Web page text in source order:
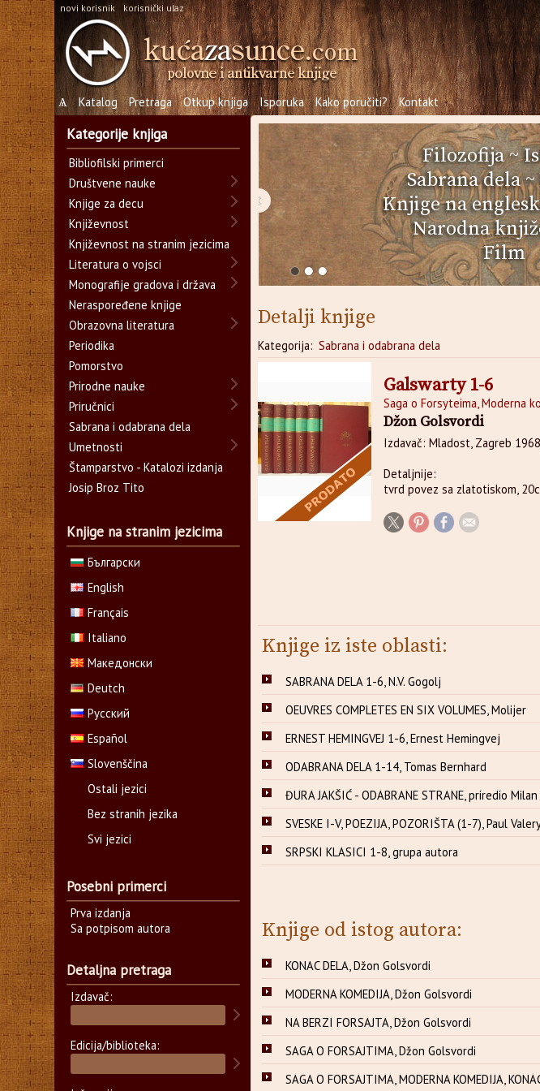
novi korisnik korisnički ulaz
Ѧ Katalog Pretraga Otkup knjiga Isporuka Kako poručiti? Kontakt
Filozofija~
Sabrana dela~
Knjige na
Narodna
Film
‹
Detalji knjige
Kategorija: Sabrana i odabrana dela
Galswarty 1-6
Saga o Forsyteima, Moderna
Džon Golsvordi
Izdavač: Mladost, Zagreb
Detaljnije:
tvrd povez sa zlatotiskom,
Knjige iz iste oblasti:
SABRANA DELA 1-6, N.V. Gogolj
OEUVRES COMPLETES EN SIX VOLUMES, Molijer
ERNEST HEMINGVEJ 1-6, Ernest Hemingvej
ODABRANA DELA 1-14, Tomas Bernhard
ĐURA JAKŠIĆ - ODABRANE STRANE, priredio
SVESKE I-V, POEZIJA, POZORIŠTA (1-7), Paul
SRPSKI KLASICI 1-8, grupa autora
Knjige od istog autora:
KONAC DELA, Džon Golsvordi
MODERNA KOMEDIJA, Džon Golsvordi
NA BERZI FORSAJTA, Džon Golsvordi
SAGA O FORSAJTIMA, Džon Golsvordi
SAGA O FORSAJTIMA, MODERNA KOMEDIJA,
Kategorije knjiga
Bibliofilski primerci
Društvene nauke
Knjige za decu
Književnost
Književnost na stranim jezicima
Literatura o vojsci
Monografije gradova i država
Neraspoređene knjige
Obrazovna literatura
Periodika
Pomorstvo
Prirodne nauke
Priručnici
Sabrana i odabrana dela
Umetnosti
Štamparstvo - Katalozi izdanja
Josip Broz Tito
Knjige na stranim jezicima
Български
English
Français
Italiano
Македонски
Deutch
Русский
Español
Slovenščina
Ostali jezici
Bez stranih jezika
Svi jezici
Posebni primerci
Prva izdanja
Sa potpisom autora
Detaljna pretraga
Izdavač:
Edicija/biblioteka: